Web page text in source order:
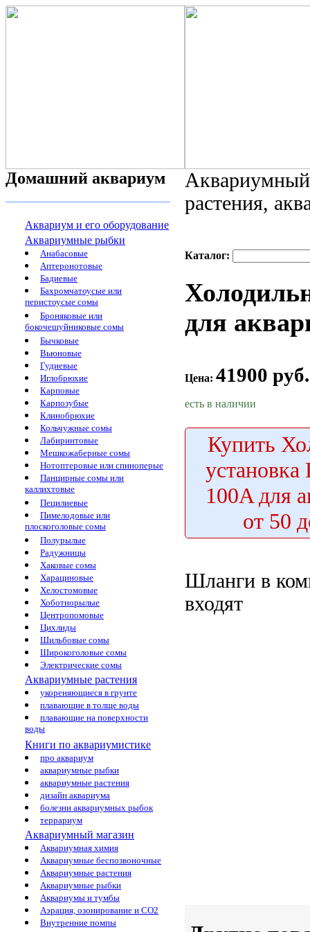
Домашний аквариум
Аквариум и его оборудование
Аквариумные рыбки
Анабасовые
Аптеронотовые
Бадиевые
Бахромчатоусые или
перистоусые сомы
Броняковые или
бокочешуйниковые сомы
Бычковые
Вьюновые
Гудиевые
Иглобрюхие
Карповые
Карпозубые
Клинобрюхие
Кольчужные сомы
Лабиринтовые
Мешкожаберные сомы
Нотоптеровые или спиноперые
Панцирные сомы или
каллихтовые
Пецилиевые
Пимелодовые или
плоскоголовые сомы
Полурылые
Радужницы
Хаковые сомы
Харациновые
Хелостомовые
Хоботнорылые
Центропомовые
Цихлиды
Шильбовые сомы
Широкоголовые сомы
Электрические сомы
Аквариумные растения
укореняющиеся в грунте
плавающие в толще воды
плавающие на поверхности
воды
Книги по аквариумистике
про аквариум
аквариумные рыбки
аквариумные растения
дизайн аквариума
болезни аквариумных рыбок
террариум
Аквариумный магазин
Аквариумная химия
Аквариумные беспозвоночные
Аквариумные растения
Аквариумные рыбки
Аквариумы и тумбы
Аэрация, озонирование и CO2
Внутренние помпы
растения,
Каталог:
для
Цена: 41900 руб.
есть в наличии
Купить
100A для
от 50
Шланги в
входят